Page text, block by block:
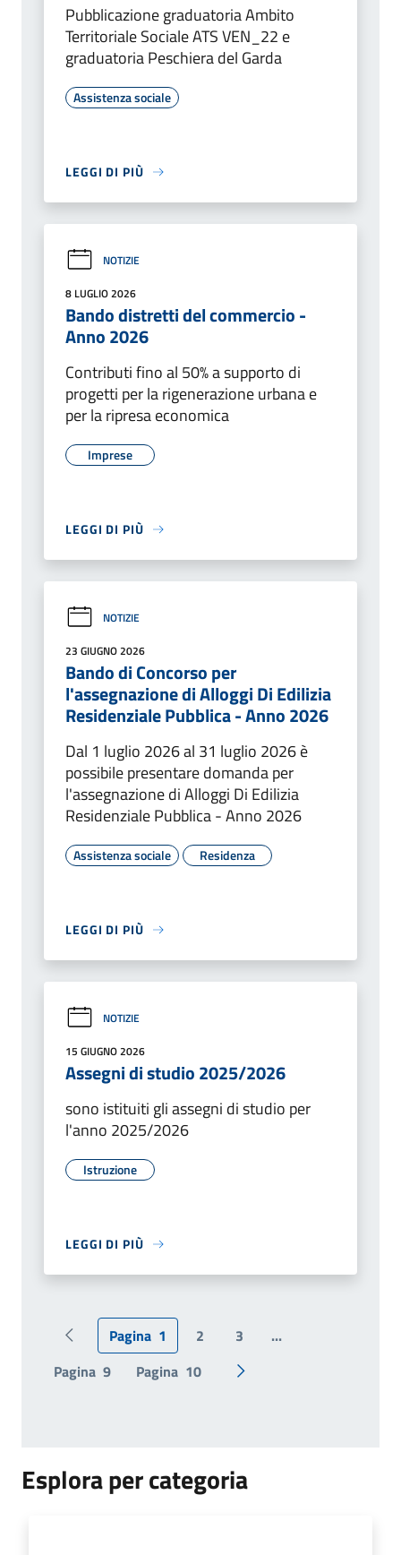
Pubblicazione graduatoria Ambito
Territoriale Sociale ATS VEN_22 e
graduatoria Peschiera del Garda
Assistenza sociale
LEGGI DI PIÙ
NOTIZIE
8 LUGLIO 2026
Bando distretti del commercio -
Anno 2026
Contributi fino al 50% a supporto di
progetti per la rigenerazione urbana e
per la ripresa economica
Imprese
LEGGI DI PIÙ
NOTIZIE
23 GIUGNO 2026
Bando di Concorso per
l'assegnazione di Alloggi Di Edilizia
Residenziale Pubblica - Anno 2026
Dal 1 luglio 2026 al 31 luglio 2026 è
possibile presentare domanda per
l'assegnazione di Alloggi Di Edilizia
Residenziale Pubblica - Anno 2026
Assistenza sociale Residenza
LEGGI DI PIÙ
NOTIZIE
15 GIUGNO 2026
Assegni di studio 2025/2026
sono istituiti gli assegni di studio per
l'anno 2025/2026
Istruzione
LEGGI DI PIÙ
Pagina precedente
Pagina 1 2 3
...
Pagina 9 Pagina 10 Pagina successiva
Esplora per categoria